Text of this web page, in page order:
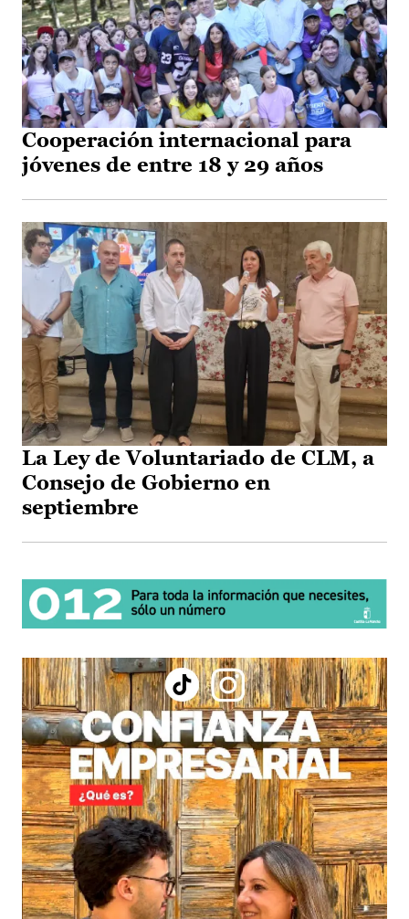
Cooperación internacional para
jóvenes de entre 18 y 29 años
La Ley de Voluntariado de CLM, a
Consejo de Gobierno en
septiembre